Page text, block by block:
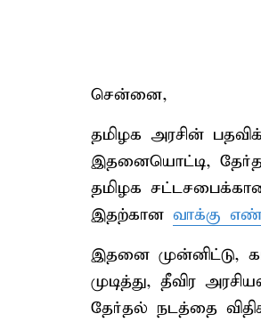
சென்னை,
தமிழக அரசின்
இதனையொட்டி,
தமிழக
இதற்கான வாக்கு
இதனை முன்னிட்டு,
முடித்து, தீவிர
தேர்தல் நடத்தை